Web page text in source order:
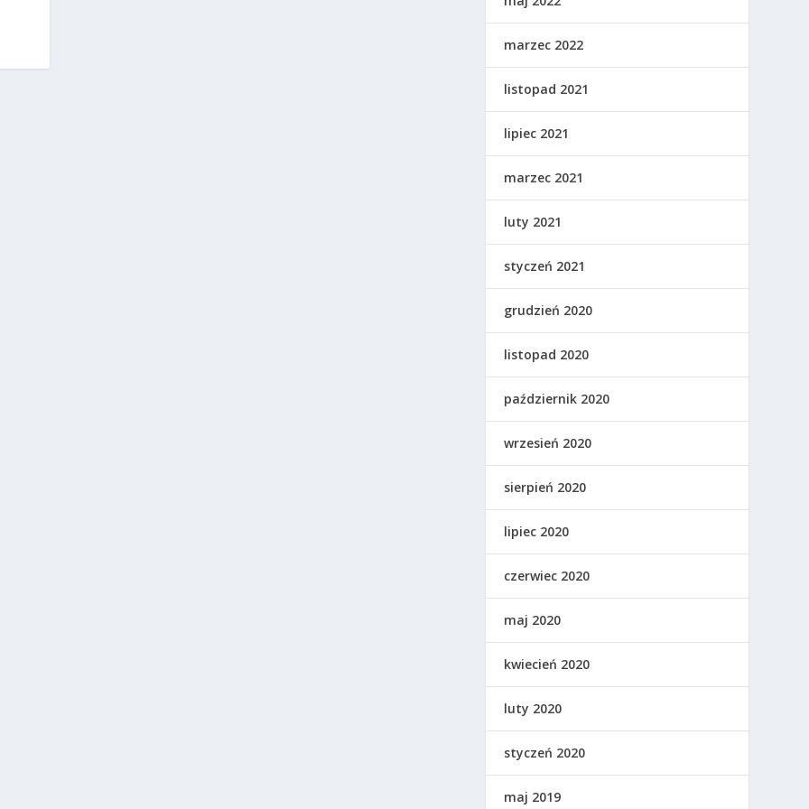
marzec 2022
listopad 2021
lipiec 2021
marzec 2021
luty 2021
styczeń 2021
grudzień 2020
listopad 2020
październik 2020
wrzesień 2020
sierpień 2020
lipiec 2020
czerwiec 2020
maj 2020
kwiecień 2020
luty 2020
styczeń 2020
maj 2019